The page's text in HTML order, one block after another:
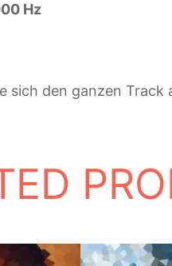
Hz
sich den ganzen